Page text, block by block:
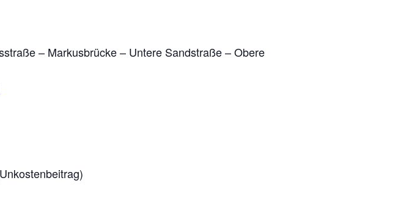
– Markusbrücke – Untere Sandstraße – Obere